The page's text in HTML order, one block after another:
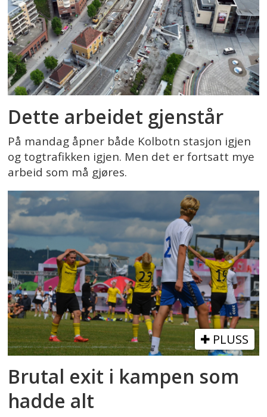
Dette arbeidet gjenstår
På mandag åpner både Kolbotn stasjon igjen
og togtrafikken igjen. Men det er fortsatt mye
arbeid som må gjøres.
PLUSS
Brutal exit i kampen som
hadde alt